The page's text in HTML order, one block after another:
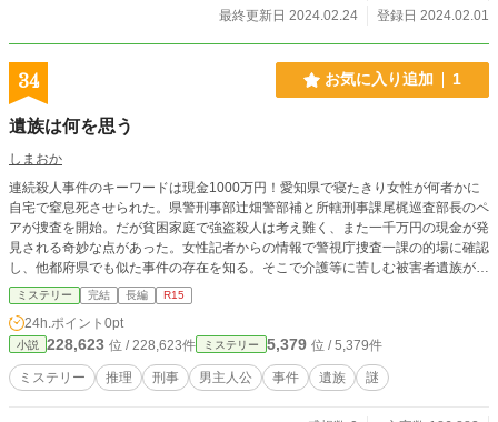
最終更新日 2024.02.24
登録日 2024.02.01
34 お気に入り追加 1
遺族は何を思う
しまおか
連続殺人事件のキーワードは現金1000万円！愛知県で寝たきり女性が何者かに
自宅で窒息死させられた。県警刑事部辻畑警部補と所轄刑事課尾梶巡査部長のペ
アが捜査を開始。だが貧困家庭で強盗殺人は考え難く、また一千万円の現金が発
見される奇妙な点があった。女性記者からの情報で警視庁捜査一課の的場に確認
し、他都府県でも似た事件の存在を知る。そこで介護等に苦しむ被害者遺族がや
り取りの消えるアプリを使い闇サイトで殺人依頼した疑いが浮上。しかし確たる
証拠を掴めずにいた為、同じく介護で苦しんでいた辻畑は囮捜査を開始。だがそ
れが大きな過ちだった。未解決連続殺人が起こる中、警察とは異なる視点で記者
が事件を追う。その結末は？
ミステリー 完結 長編 R15
24h.ポイント 0pt
小説 228,623 位 / 228,623件 ミステリー 5,379 位 / 5,379件
ミステリー 推理 刑事 男主人公 事件 遺族 謎